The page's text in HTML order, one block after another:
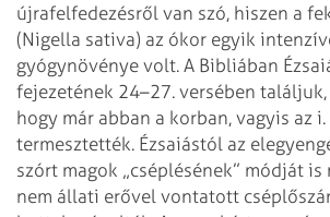
újrafelfedezésről van szó, hiszen a
(Nigella sativa) az ókor egyik
gyógynövénye volt. A Bibliában
fejezetének 24–27. versében
hogy már abban a korban, vagyis az i.
termesztették. Ézsaiástól az
szórt magok „cséplésének” módját
nem állati erővel vontatott